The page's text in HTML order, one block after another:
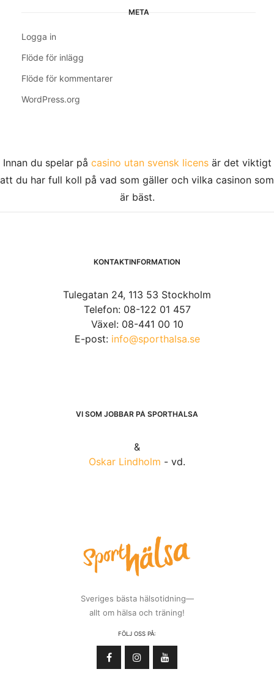
META
Logga in
Flöde för inlägg
Flöde för kommentarer
WordPress.org
Innan du spelar på casino utan svensk licensär det viktigt
att du har full koll på vad som gäller och vilka casinon som
är bäst.
KONTAKTINFORMATION
Tulegatan 24, 113 53 Stockholm
Telefon: 08-122 01 457
Växel: 08-441 00 10
E-post: info@sporthalsa.se
VI SOM JOBBAR PÅ SPORTHÄLSA
&
Oskar Lindholm - vd.
Sveriges bästa hälsotidning—
allt om hälsa och träning!
FÖLJ OSS PÅ: